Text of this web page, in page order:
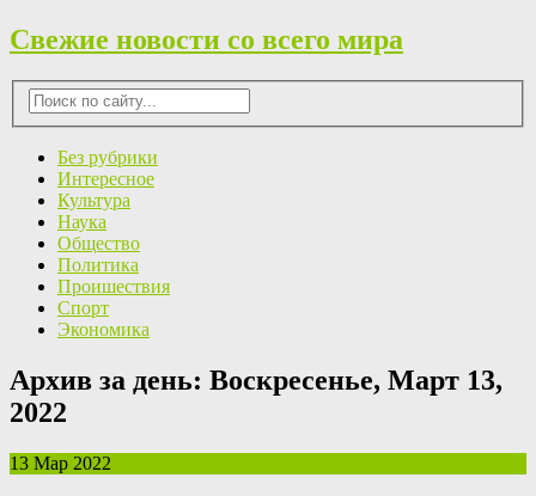
Свежие новости со всего мира
Без рубрики
Интересное
Культура
Наука
Общество
Политика
Проишествия
Спорт
Экономика
Архив за день: Воскресенье, Март 13,
2022
13 Мар 2022